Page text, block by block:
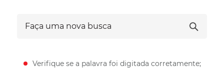
Verifique se a palavra foi digitada corretamente;